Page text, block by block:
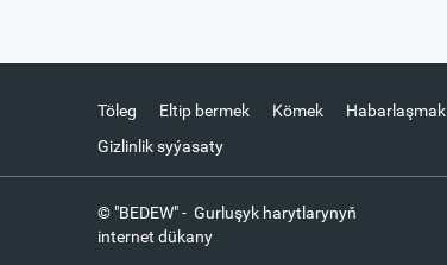
Töleg Eltip bermek Kömek
Habarlaşmak
Gizlinlik syýasaty
© "BEDEW" - Gurluşyk harytlarynyň
internet dükany